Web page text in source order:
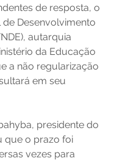
de resposta, o
de Desenvolvimento
autarquia
da Educação
a não regularização
em seu
presidente do
que o prazo foi
vezes para